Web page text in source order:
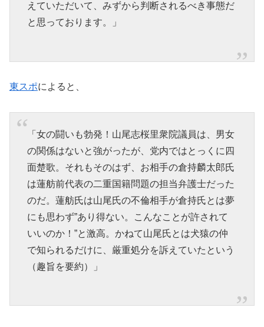
えていただいて、みずから判断されるべき事態だ
と思っております。」
東スポによると、
「女の闘いも勃発！山尾志桜里衆院議員は、男女
の関係はないと強がったが、党内ではとっくに四
面楚歌。それもそのはず、お相手の倉持麟太郎氏
は蓮舫前代表の二重国籍問題の担当弁護士だった
のだ。蓮舫氏は山尾氏の不倫相手が倉持氏とは夢
にも思わず”あり得ない。こんなことが許されて
いいのか！”と激高。かねて山尾氏とは犬猿の仲
で知られるだけに、厳重処分を訴えていたという
（趣旨を要約）」